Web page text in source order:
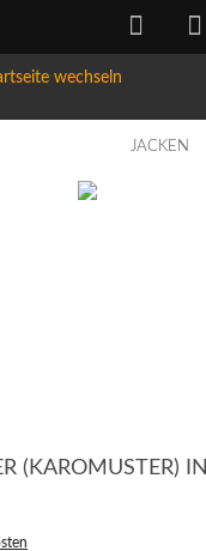
JACKEN
(KAROMUSTER) IN